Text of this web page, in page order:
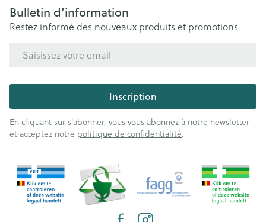
Bulletin d’information
Restez informé des nouveaux produits et promotions
Inscription
En cliquant sur s'abonner, vous vous abonnez à notre newsletter
et acceptez notre politique de confidentialité.